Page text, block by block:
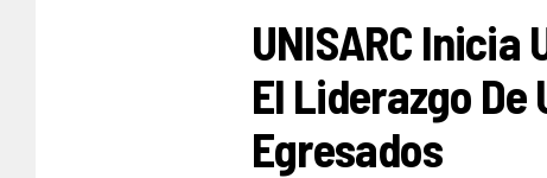
UNISARC Inicia
El Liderazgo De
Egresados